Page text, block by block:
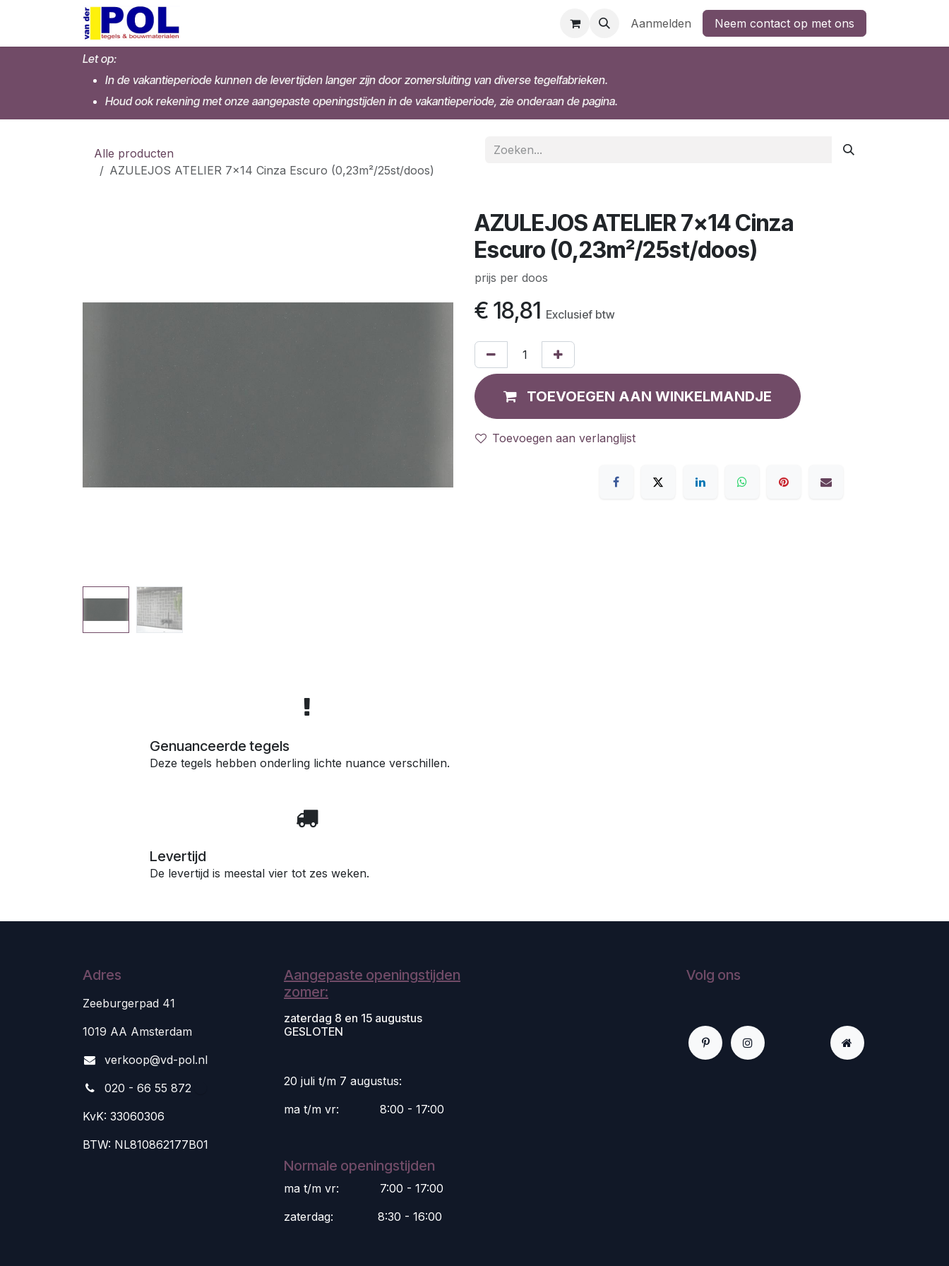
Overslaan naar inhoud
Aanmelden Neem contact op met ons
Let op:
In de vakantieperiode kunnen de levertijden langer zijn door zomersluiting van diverse tegelfabrieken.
Houd ook rekening met onze aangepaste openingstijden in de vakantieperiode, zie onderaan de pagina.
Alle producten
AZULEJOS ATELIER 7x14 Cinza Escuro (0,23m²/25st/doos)
AZULEJOS ATELIER 7x14 Cinza
Escuro (0,23m²/25st/doos)
prijs per doos
€ 18,81 Exclusief btw
TOEVOEGEN AAN WINKELMANDJE
Toevoegen aan verlanglijst
Genuanceerde tegels
Deze tegels hebben onderling lichte nuance verschillen.
Levertijd
De levertijd is meestal vier tot zes weken.
Adres
Zeeburgerpad 41
1019 AA Amsterdam
verkoop@vd-pol.nl
020 - 66 55 872
KvK: 33060306
BTW: NL810862177B01
Aangepaste openingstijden
zomer:
zaterdag 8 en 15 augustus
GESLOTEN
20 juli t/m 7 augustus:
ma t/m vr:
​8:00 - 17:00
Normale openingstijden
ma t/m vr:
​7:00 - 17:00
zaterdag:
​8:30 - 16:00
Volg ons